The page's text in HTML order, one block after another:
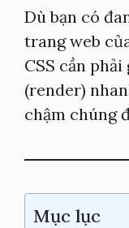
Dù bạn có
trang web
CSS cần
(render)
chậm chúng
Mục lục